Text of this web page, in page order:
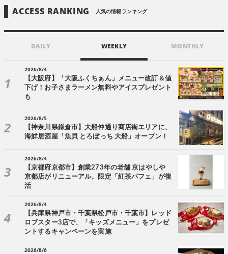
ACCESS RANKING 人気の情報ランキング
DAILY WEEKLY MONTHLY
2026/8/4
【大阪府】「大阪ふくちぁん」メニュー改訂＆値
下げ！お子さまラーメン無料やアイスプレゼント
も
2026/8/5
【神奈川県鎌倉市】大船仲通り商店街エリアに、
海鮮居酒屋「魚貝 とろぼっち 大船」オープン！
2026/8/4
【京都府京都市】創業273年の老舗 京はやしや
京都店がリニューアル。限定「紅茶パフェ」が復
活
2026/8/4
【兵庫県神戸市・千葉県松戸市・千葉市】レッド
ロブスター3店で、「キッズメニュー」をプレゼ
ントするキャンペーンを実施
2026/8/6